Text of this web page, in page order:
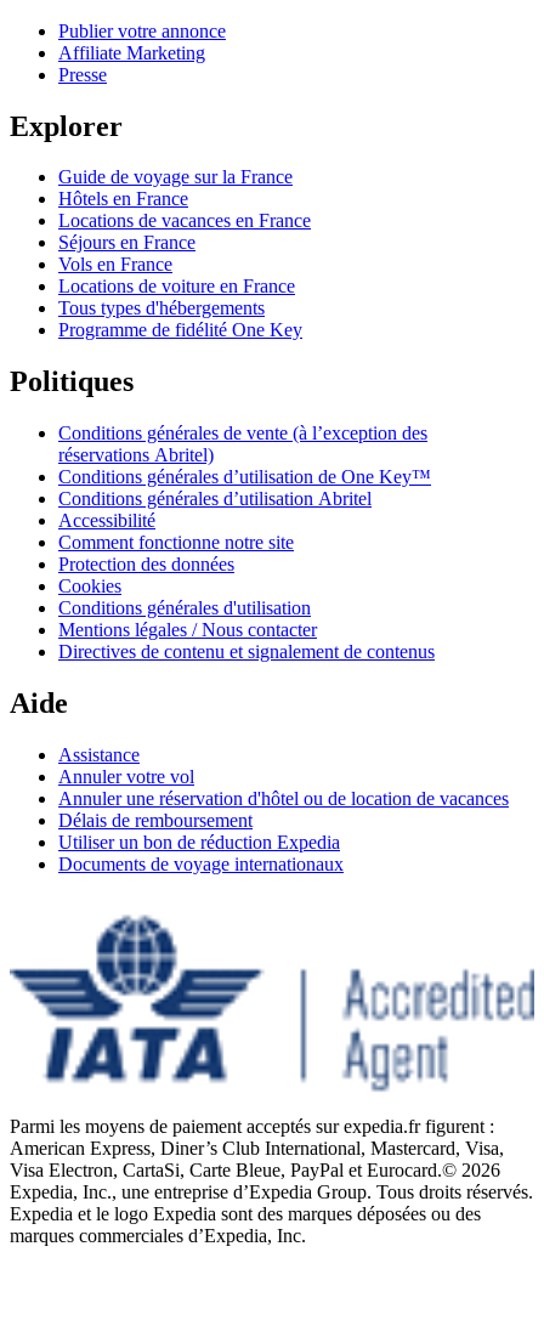
Publier votre annonce
Affiliate Marketing
Presse
Explorer
Guide de voyage sur la France
Hôtels en France
Locations de vacances en France
Séjours en France
Vols en France
Locations de voiture en France
Tous types d'hébergements
Programme de fidélité One Key
Politiques
Conditions générales de vente (à l’exception des
réservations Abritel)
Conditions générales d’utilisation de One Key™
Conditions générales d’utilisation Abritel
Accessibilité
Comment fonctionne notre site
Protection des données
Cookies
Conditions générales d'utilisation
Mentions légales / Nous contacter
Directives de contenu et signalement de contenus
Aide
Assistance
Annuler votre vol
Annuler une réservation d'hôtel ou de location de vacances
Délais de remboursement
Utiliser un bon de réduction Expedia
Documents de voyage internationaux
Parmi les moyens de paiement acceptés sur expedia.fr figurent :
American Express, Diner’s Club International, Mastercard, Visa,
Visa Electron, CartaSi, Carte Bleue, PayPal et Eurocard.© 2026
Expedia, Inc., une entreprise d’Expedia Group. Tous droits réservés.
Expedia et le logo Expedia sont des marques déposées ou des
marques commerciales d’Expedia, Inc.